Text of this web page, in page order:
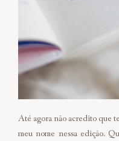
Até agora não acredito que
meu nome nessa edição.